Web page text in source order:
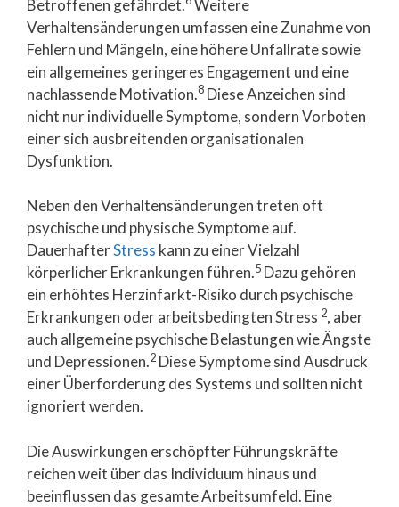
Betroffenen gefährdet. Weitere
Verhaltensänderungen umfassen eine Zunahme von
Fehlern und Mängeln, eine höhere Unfallrate sowie
ein allgemeines geringeres Engagement und eine
nachlassende Motivation.8 Diese Anzeichen sind
nicht nur individuelle Symptome, sondern Vorboten
einer sich ausbreitenden organisationalen
Dysfunktion.
Neben den Verhaltensänderungen treten oft
psychische und physische Symptome auf.
DauerhafterStress kann zu einer Vielzahl
körperlicher Erkrankungen führen.5 Dazu gehören
ein erhöhtes Herzinfarkt-Risiko durch psychische
Erkrankungen oder arbeitsbedingten Stress 2, aber
auch allgemeine psychische Belastungen wie Ängste
und Depressionen.2 Diese Symptome sind Ausdruck
einer Überforderung des Systems und sollten nicht
ignoriert werden.
Die Auswirkungen erschöpfter Führungskräfte
reichen weit über das Individuum hinaus und
beeinflussen das gesamte Arbeitsumfeld. Eine